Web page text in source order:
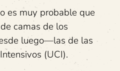
es muy probable que
camas de los
luego—las de las
(UCI).